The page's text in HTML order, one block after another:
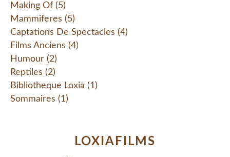
Making Of (5)
Mammiferes (5)
Captations De Spectacles (4)
Films Anciens (4)
Humour (2)
Reptiles (2)
Bibliotheque Loxia (1)
Sommaires (1)
LOXIAFILMS